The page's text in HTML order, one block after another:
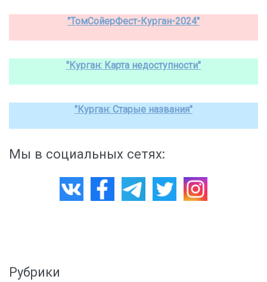
"ТомСойерФест-Курган-2024"
"Курган: Карта недоступности"
"Курган: Старые названия"
Мы в социальных сетях:
Рубрики